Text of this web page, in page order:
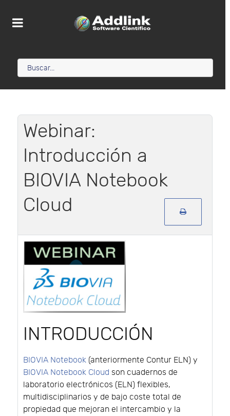
Webinar:
Introducción a
BIOVIA Notebook
Cloud
INTRODUCCIÓN
BIOVIA Notebook (anteriormente Contur ELN) y
BIOVIA Notebook Cloud son cuadernos de
laboratorio electrónicos (ELN) flexibles,
multidisciplinarios y de bajo coste total de
propiedad que mejoran el intercambio y la